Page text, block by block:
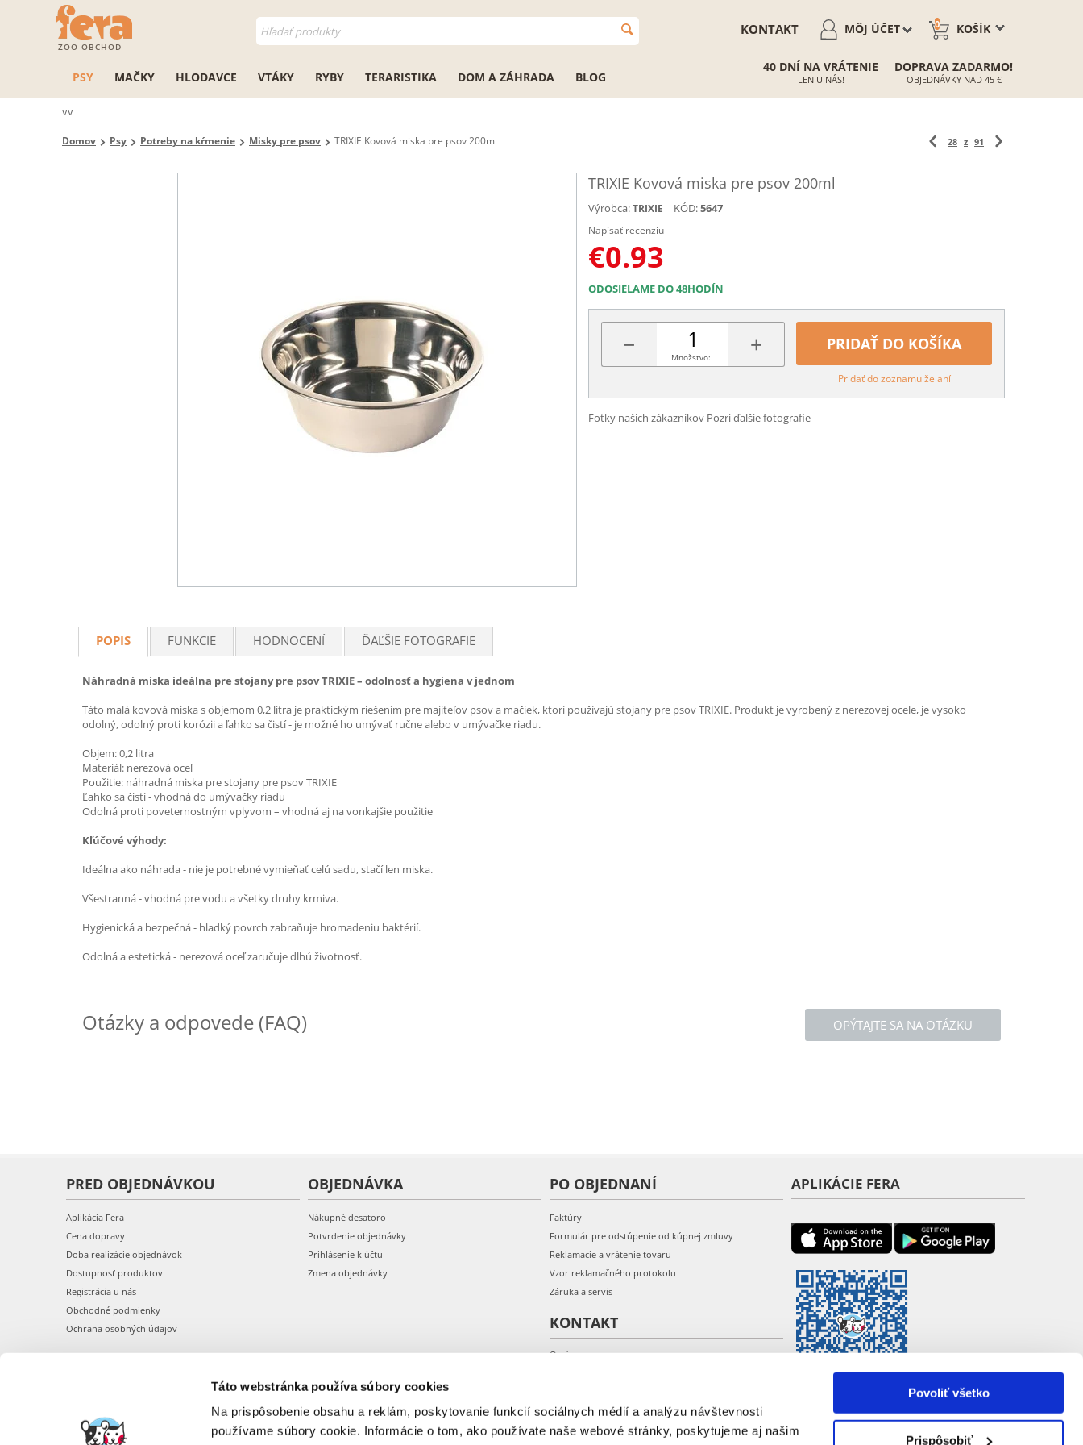
Táto webstránka používa súbory cookies
Na prispôsobenie obsahu a reklám, poskytovanie funkcií sociálnych médií a analýzu návštevnosti
používame súbory cookie. Informácie o tom, ako používate naše webové stránky, poskytujeme aj našim
Povoliť všetko
Prispôsobiť
ZOO OBCHOD
KOŠÍK
0
MÔJ ÚČET
KONTAKT
PSY MAČKY HLODAVCE VTÁKY RYBY TERARISTIKA DOM A ZÁHRADA BLOG
40 DNÍ NA VRÁTENIE
LEN U NÁS!
DOPRAVA ZADARMO!
OBJEDNÁVKY NAD 45 €
vv
Domov Psy Potreby na kŕmenie Misky pre psov TRIXIE Kovová miska pre psov 200ml 28 z 91
TRIXIE Kovová miska pre psov 200ml
Výrobca: TRIXIE KÓD:5647
Napísať recenziu
€0.93
ODOSIELAME DO 48HODÍN
− +
Množstvo:
PRIDAŤ DO KOŠÍKA
Pridať do zoznamu želaní
Fotky našich zákazníkov Pozri ďalšie fotografie
POPIS FUNKCIE HODNOCENÍ ĎAĽŠIE FOTOGRAFIE
Náhradná miska ideálna pre stojany pre psov TRIXIE – odolnosť a hygiena v jednom
Táto malá kovová miska s objemom 0,2 litra je praktickým riešením pre majiteľov psov a mačiek, ktorí používajú stojany pre psov TRIXIE. Produkt je vyrobený z nerezovej ocele, je vysoko
odolný, odolný proti korózii a ľahko sa čistí - je možné ho umývať ručne alebo v umývačke riadu.
Objem: 0,2 litra
Materiál: nerezová oceľ
Použitie: náhradná miska pre stojany pre psov TRIXIE
Ľahko sa čistí - vhodná do umývačky riadu
Odolná proti poveternostným vplyvom – vhodná aj na vonkajšie použitie
Kľúčové výhody:
Ideálna ako náhrada - nie je potrebné vymieňať celú sadu, stačí len miska.
Všestranná - vhodná pre vodu a všetky druhy krmiva.
Hygienická a bezpečná - hladký povrch zabraňuje hromadeniu baktérií.
Odolná a estetická - nerezová oceľ zaručuje dlhú životnosť.
OPÝTAJTE SA NA OTÁZKU
Otázky a odpovede (FAQ)
PRED OBJEDNÁVKOU
Aplikácia Fera
Cena dopravy
Doba realizácie objednávok
Dostupnosť produktov
Registrácia u nás
Obchodné podmienky
Ochrana osobných údajov
OBJEDNÁVKA
Nákupné desatoro
Potvrdenie objednávky
Prihlásenie k účtu
Zmena objednávky
PO OBJEDNANÍ
Faktúry
Formulár pre odstúpenie od kúpnej zmluvy
Reklamacie a vrátenie tovaru
Vzor reklamačného protokolu
Záruka a servis
KONTAKT
O nás
APLIKÁCIE FERA